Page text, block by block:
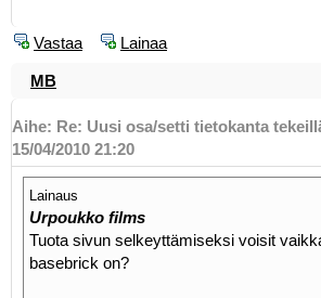
Vastaa Lainaa
MB
Aihe: Re: Uusi osa/setti tietokanta
15/04/2010 21:20
Lainaus
Urpoukko films
Tuota sivun selkeyttämiseksi voisit
basebrick on?